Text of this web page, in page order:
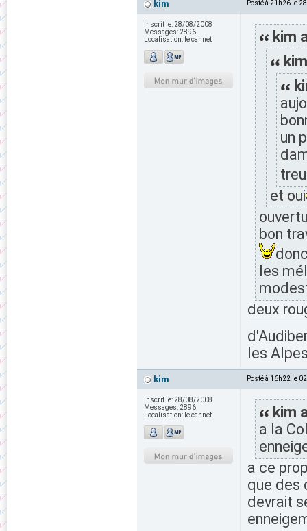
kim Posté à 21h26 le
Inscrit le: 28/08/2008
Messages: 2896
Localisation: le cannet
kim
un
et oui
bon
les
deux
les
kim Posté à 16h22 le
Inscrit le: 28/08/2008
Messages: 2896
Localisation: le cannet
kim
a la
a ce
que des
devrait